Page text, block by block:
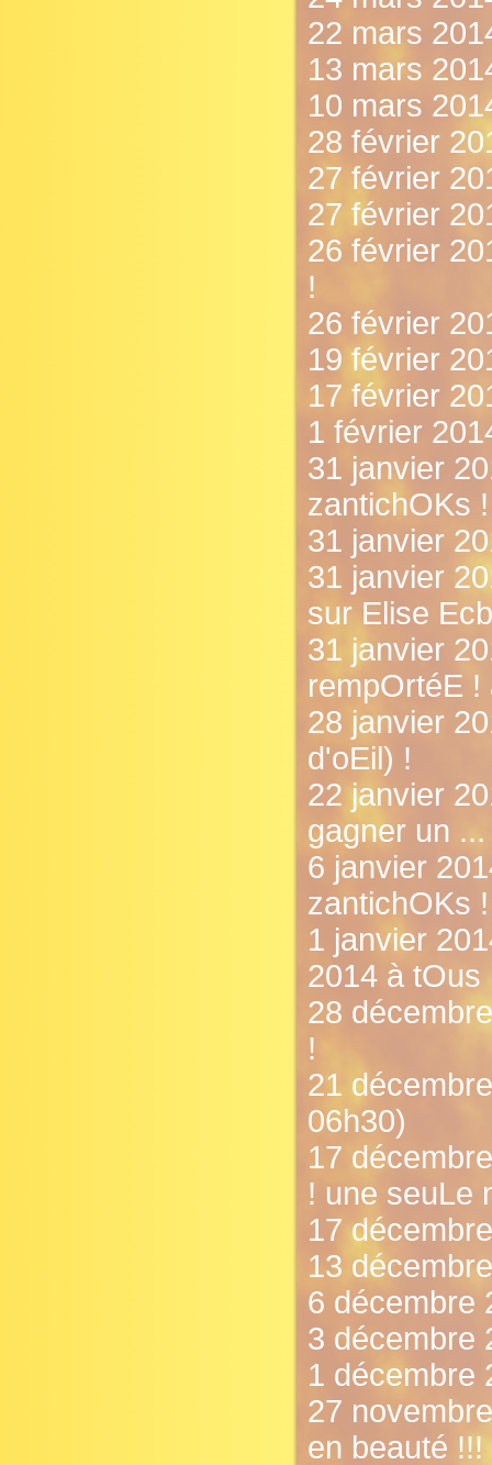
22 mars
13 mars
10 mars
28 février
27 février
27 février
26 février
!
26 février
19 février
17 février
1 février
31 janvier
zantichOKs !
31 janvier
31 janvier
sur Elise
31 janvier
rempOrtéE !
28 janvier
d'oEil) !
22 janvier
gagner un ...
6 janvier
zantichOKs !
1 janvier
2014 à tOus
28
!
21
06h30)
17
! une seuLe
17
13
6 décembre
3 décembre
1 décembre
27
en beauté !!!